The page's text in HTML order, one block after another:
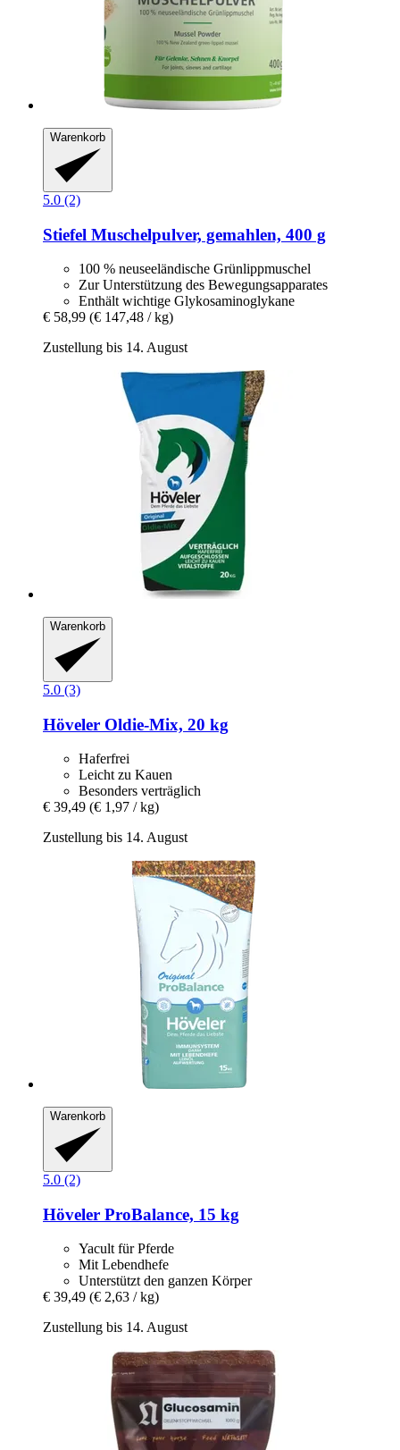
Warenkorb
5.0 (2)
Stiefel Muschelpulver, gemahlen, 400 g
100 % neuseeländische Grünlippmuschel
Zur Unterstützung des Bewegungsapparates
Enthält wichtige Glykosaminoglykane
€ 58,99 (€ 147,48 / kg)
Zustellung bis 14. August
Warenkorb
5.0 (3)
Höveler Oldie-​Mix, 20 kg
Haferfrei
Leicht zu Kauen
Besonders verträglich
€ 39,49 (€ 1,97 / kg)
Zustellung bis 14. August
Warenkorb
5.0 (2)
Höveler ProBalance, 15 kg
Yacult für Pferde
Mit Lebendhefe
Unterstützt den ganzen Körper
€ 39,49 (€ 2,63 / kg)
Zustellung bis 14. August